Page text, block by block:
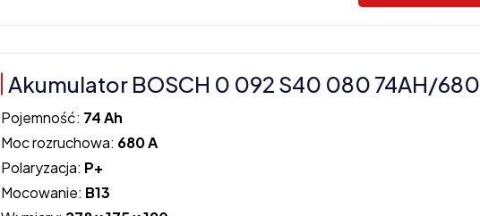
Akumulator BOSCH 0 092 S40 080 74AH/
Pojemność: 74 Ah
Moc rozruchowa: 680 A
Polaryzacja: P+
Mocowanie: B13